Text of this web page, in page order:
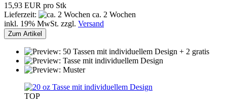
15,93 EUR pro Stk
Lieferzeit:
ca. 2 Wochen
inkl. 19% MwSt. zzgl. Versand
Zum Artikel
TOP